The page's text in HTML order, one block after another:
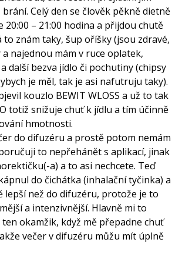
Celý den se člověk pěkně dietně
20:00 – 21:00 hodina a přijdou chutě
to znám taky, šup oříšky (jsou zdravé,
a najednou mám v ruce oplatek,
další bezva jídlo či pochutiny (chipsy
je měl, tak je asi nafutruju taky).
kouzlo BEWIT WLOSS a už to tak
totiž snižuje chuť k jídlu a tím účinně
hmotnosti.
do difuzéru a prostě potom nemám
to nepřehánět s aplikací, jinak
a) a to asi nechcete. Teď
do čichátka (inhalační tyčinka) a
lepší než do difuzéru, protože je to
a intenzivnější. Hlavně mi to
okamžik, když mě přepadne chuť
večer v difuzéru můžu mít úplně